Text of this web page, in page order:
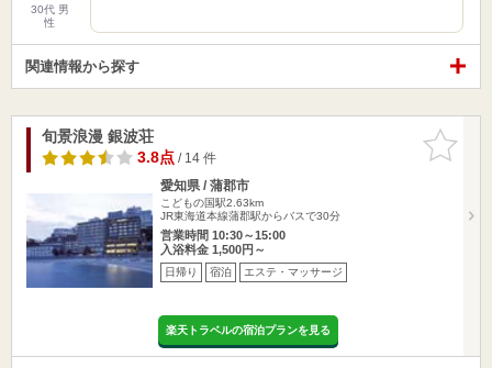
30代 男
性
関連情報から探す
お気に入
りに追加
旬景浪漫 銀波荘
3.8点/ 14 件
愛知県 / 蒲郡市
こどもの国駅2.63km
JR東海道本線蒲郡駅からバスで30分
営業時間 10:30～15:00
入浴料金 1,500円～
日帰り 宿泊 エステ・マッサージ
楽天トラベルの宿泊プランを見る